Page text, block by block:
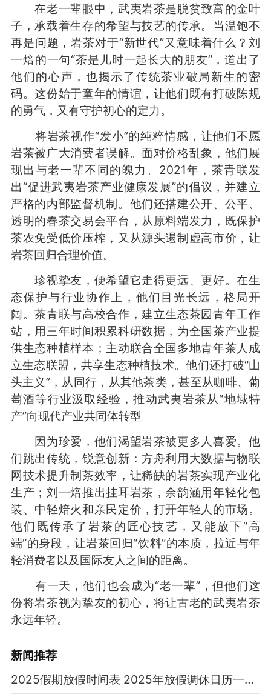
在老一辈眼中，武夷岩茶是脱贫致富的金叶
子，承载着生存的希望与技艺的传承。当温饱不
再是问题，岩茶对于“新世代”又意味着什么？刘
一焙的一句“茶是儿时一起长大的朋友”，道出了
他们的心声，也揭示了传统茶业破局新生的密
码。这份始于童年的情谊，让他们既有打破陈规
的勇气，又有守护初心的定力。
将岩茶视作“发小”的纯粹情感，让他们不愿
岩茶被广大消费者误解。面对价格乱象，他们展
现出与老一辈不同的魄力。2021年，茶青联发
出“促进武夷岩茶产业健康发展”的倡议，并建立
严格的内部监督机制。他们还搭建公开、公平、
透明的春茶交易会平台，从原料端发力，既保护
茶农免受低价压榨，又从源头遏制虚高市价，让
岩茶回归合理价值。
珍视挚友，便希望它走得更远、更好。在生
态保护与行业协作上，他们目光长远，格局开
阔。茶青联与高校合作，建立生态茶园青年工作
站，用三年时间积累科研数据，为全国茶产业提
供生态种植样本；主动联合全国多地青年茶人成
立生态联盟，共享生态种植技术。他们还打破“山
头主义”，从同行，从其他茶类，甚至从咖啡、葡
萄酒等行业汲取经验，推动武夷岩茶从“地域特
产”向现代产业共同体转型。
因为珍爱，他们渴望岩茶被更多人喜爱。他
们跳出传统，锐意创新：方舟利用大数据与物联
网技术提升制茶效率，让稀缺的岩茶实现产业化
生产；刘一焙推出挂耳岩茶，余韵涵用年轻化包
装、中轻焙火和亲民定价，打开年轻人的市场。
他们既传承了岩茶的匠心技艺，又能放下“高
端”的身段，让岩茶回归“饮料”的本质，拉近与年
轻消费者以及国际友人之间的距离。
有一天，他们也会成为“老一辈”，但他们这
份将岩茶视为挚友的初心，将让古老的武夷岩茶
永远年轻。
新闻推荐
2025假期放假时间表 2025年放假调休日历一览表